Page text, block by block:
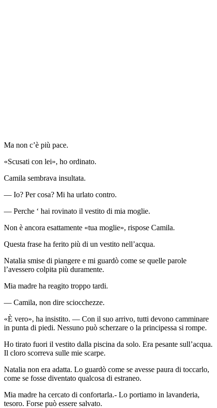
Ma non c’è più pace.
«Scusati con lei», ho ordinato.
Camila sembrava insultata.
— Io? Per cosa? Mi ha urlato contro.
— Perche ‘ hai rovinato il vestito di mia moglie.
Non è ancora esattamente «tua moglie», rispose Camila.
Questa frase ha ferito più di un vestito nell’acqua.
Natalia smise di piangere e mi guardò come se quelle parole
l’avessero colpita più duramente.
Mia madre ha reagito troppo tardi.
— Camila, non dire sciocchezze.
«È vero», ha insistito. — Con il suo arrivo, tutti devono camminare
in punta di piedi. Nessuno può scherzare o la principessa si rompe.
Ho tirato fuori il vestito dalla piscina da solo. Era pesante sull’acqua.
Il cloro scorreva sulle mie scarpe.
Natalia non era adatta. Lo guardò come se avesse paura di toccarlo,
come se fosse diventato qualcosa di estraneo.
Mia madre ha cercato di confortarla.- Lo portiamo in lavanderia,
tesoro. Forse può essere salvato.